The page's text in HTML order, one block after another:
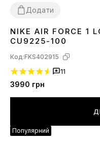
Додати
3637 38 39 40414344
NIKE AIR FORCE 1
CU9225-100
Код:FKS402915
11
3990 грн
Популярний